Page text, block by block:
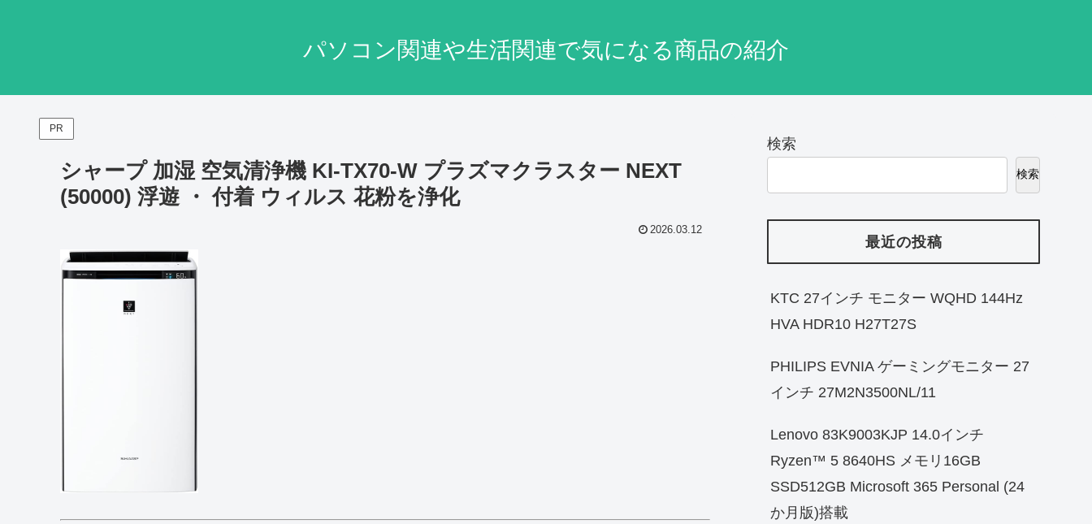
パソコン関連や生活関連で気になる商品の紹介
PR
シャープ 加湿 空気清浄機 KI-TX70-W プラズマクラスター NEXT
(50000) 浮遊 ・ 付着 ウィルス 花粉を浄化
2026.03.12
検索
検索
最近の投稿
KTC 27インチ モニター WQHD 144Hz
HVA HDR10 H27T27S
PHILIPS EVNIA ゲーミングモニター 27
インチ 27M2N3500NL/11
Lenovo 83K9003KJP 14.0インチ
Ryzen™ 5 8640HS メモリ16GB
SSD512GB Microsoft 365 Personal (24
か月版)搭載